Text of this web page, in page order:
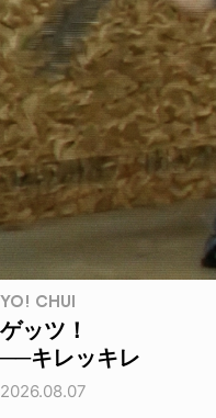
YO! CHUI
ゲッツ！
──キレッキレ
2026.08.07